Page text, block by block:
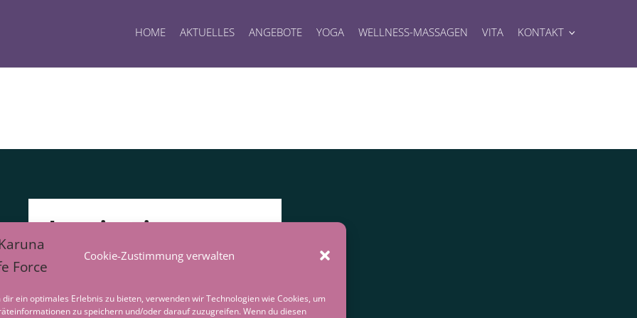
Cookie-Zustimmung verwalten
dir ein optimales Erlebnis zu bieten, verwenden wir Technologien wie Cookies, um
zu speichern und/oder darauf zuzugreifen. Wenn du diesen
HOME AKTUELLES ANGEBOTE YOGA WELLNESS-MASSAGEN VITA KONTAKT
Inspirationen von
Gabriele
Erhalte regelmäßig neue